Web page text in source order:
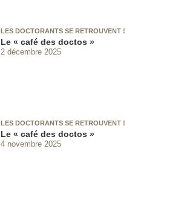
LES DOCTORANTS SE RETROUVENT !
Le « café des doctos »
2 décembre 2025
LES DOCTORANTS SE RETROUVENT !
Le « café des doctos »
4 novembre 2025